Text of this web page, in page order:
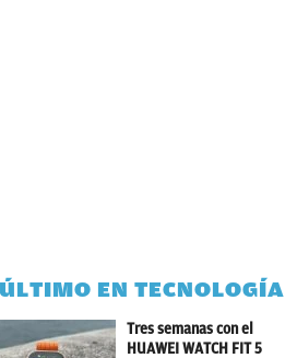
EN TECNOLOGÍA
Tres semanas con el
HUAWEI WATCH FIT 5